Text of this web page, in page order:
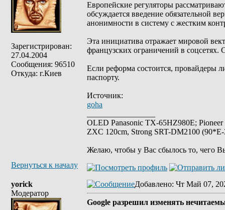
Зарегистрирован:
27.04.2004
Сообщения: 96510
Откуда: г.Киев
Европейские регуляторы
обсуждается введение обязательной
анонимности в систему с жестким
Эта инициатива отражает мировой
французских ограничений в соцсетях.
Если реформа состоится, провайдеры
паспорту.
Источник:
goha
OLED Panasonic TX-65HZ980E;
ZXC 120cm, Strong SRT-DM2100
Желаю, чтобы у Вас сбылось то, чего
Вернуться к началу
yorick
Модератор
Добавлено: Чт Май 07,
Google разрешил изменять